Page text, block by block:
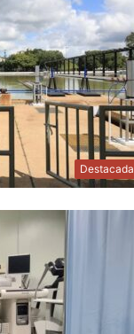
Destacada